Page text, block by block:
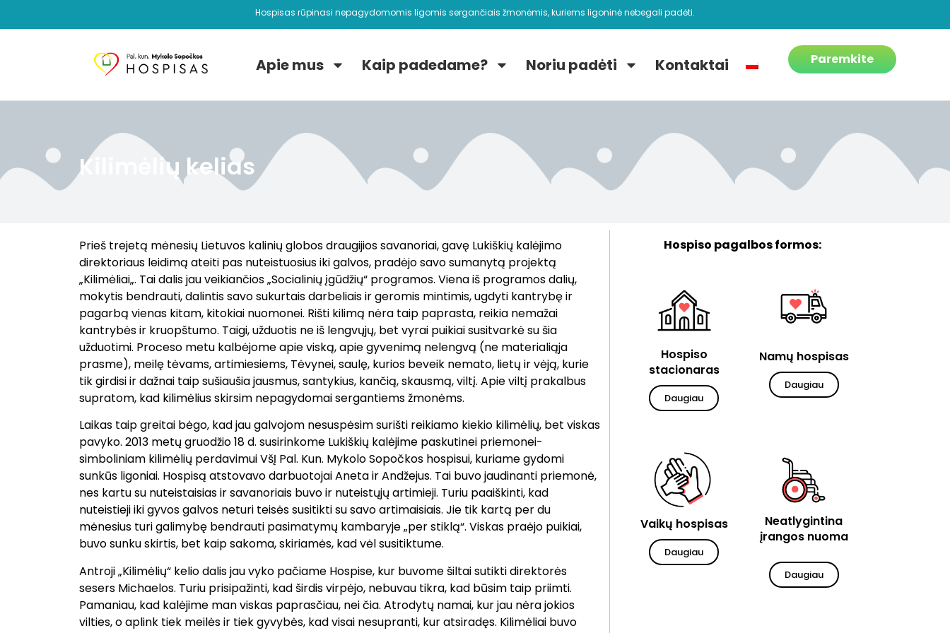
Hospisas rūpinasi nepagydomomis ligomis sergančiais žmonėmis, kuriems ligoninė nebegali padėti.
Apie mus Kaip padedame? Noriu padėti Kontaktai Paremkite
Kilimėlių kelias
Prieš trejetą mėnesių Lietuvos kalinių globos draugijios savanoriai, gavę Lukiškių kalėjimo
direktoriaus leidimą ateiti pas nuteistuosius iki galvos, pradėjo savo sumanytą projektą
„Kilimėliai„. Tai dalis jau veikiančios „Socialinių įgūdžių“ programos. Viena iš programos dalių,
mokytis bendrauti, dalintis savo sukurtais darbeliais ir geromis mintimis, ugdyti kantrybę ir
pagarbą vienas kitam, kitokiai nuomonei. Rišti kilimą nėra taip paprasta, reikia nemažai
kantrybės ir kruopštumo. Taigi, užduotis ne iš lengvųjų, bet vyrai puikiai susitvarkė su šia
užduotimi. Proceso metu kalbėjome apie viską, apie gyvenimą nelengvą (ne materialiąja
prasme), meilę tėvams, artimiesiems, Tėvynei, saulę, kurios beveik nemato, lietų ir vėją, kurie
tik girdisi ir dažnai taip sušiaušia jausmus, santykius, kančią, skausmą, viltį. Apie viltį prakalbus
supratom, kad kilimėlius skirsim nepagydomai sergantiems žmonėms.
Laikas taip greitai bėgo, kad jau galvojom nesuspėsim surišti reikiamo kiekio kilimėlių, bet viskas
pavyko. 2013 metų gruodžio 18 d. susirinkome Lukiškių kalėjime paskutinei priemonei-
simboliniam kilimėlių perdavimui VšĮ Pal. Kun. Mykolo Sopočkos hospisui, kuriame gydomi
sunkūs ligoniai. Hospisą atstovavo darbuotojai Aneta ir Andžejus. Tai buvo jaudinanti priemonė,
nes kartu su nuteistaisias ir savanoriais buvo ir nuteistųjų artimieji. Turiu paaiškinti, kad
nuteistieji iki gyvos galvos neturi teisės susitikti su savo artimaisiais. Jie tik kartą per du
mėnesius turi galimybę bendrauti pasimatymų kambaryje „per stiklą“. Viskas praėjo puikiai,
buvo sunku skirtis, bet kaip sakoma, skiriamės, kad vėl susitiktume.
Antroji „Kilimėlių“ kelio dalis jau vyko pačiame Hospise, kur buvome šiltai sutikti direktorės
sesers Michaelos. Turiu prisipažinti, kad širdis virpėjo, nebuvau tikra, kad būsim taip priimti.
Pamaniau, kad kalėjime man viskas paprasčiau, nei čia. Atrodytų namai, kur jau nėra jokios
vilties, o aplink tiek meilės ir tiek gyvybės, kad visai nesupranti, kur atsiradęs. Kilimėliai buvo
Hospiso pagalbos formos:
Hospiso
stacionaras
Daugiau
Namų hospisas
Daugiau
Vaikų hospisas
Daugiau
Neatlygintina
įrangos nuoma
Daugiau